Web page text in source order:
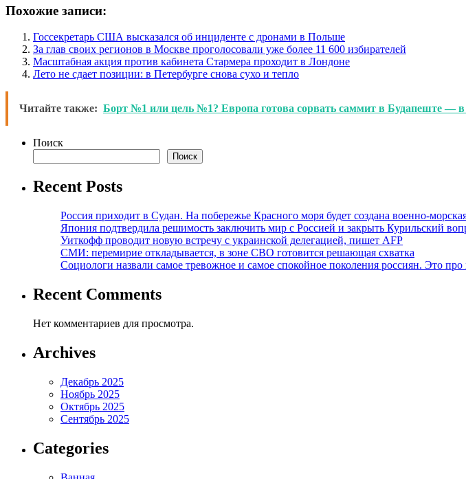
Похожие записи:
Госсекретарь США высказался об инциденте с дронами в Польше
За глав своих регионов в Москве проголосовали уже более 11 600 избирателей
Масштабная акция против кабинета Стармера проходит в Лондоне
Лето не сдает позиции: в Петербурге снова сухо и тепло
Читайте также: Борт №1 или цель №1? Европа готова сорвать саммит в Будапеште — в
Поиск
Поиск
Recent Posts
Россия приходит в Судан. На побережье Красного моря будет создана военно-
Япония подтвердила решимость заключить мир с Россией и закрыть Курильский
Уиткофф проводит новую встречу с украинской делегацией, пишет AFP
СМИ: перемирие откладывается, в зоне СВО готовится решающая схватка
Социологи назвали самое тревожное и самое спокойное поколения россиян. Это про
Recent Comments
Нет комментариев для просмотра.
Archives
Декабрь 2025
Ноябрь 2025
Октябрь 2025
Сентябрь 2025
Categories